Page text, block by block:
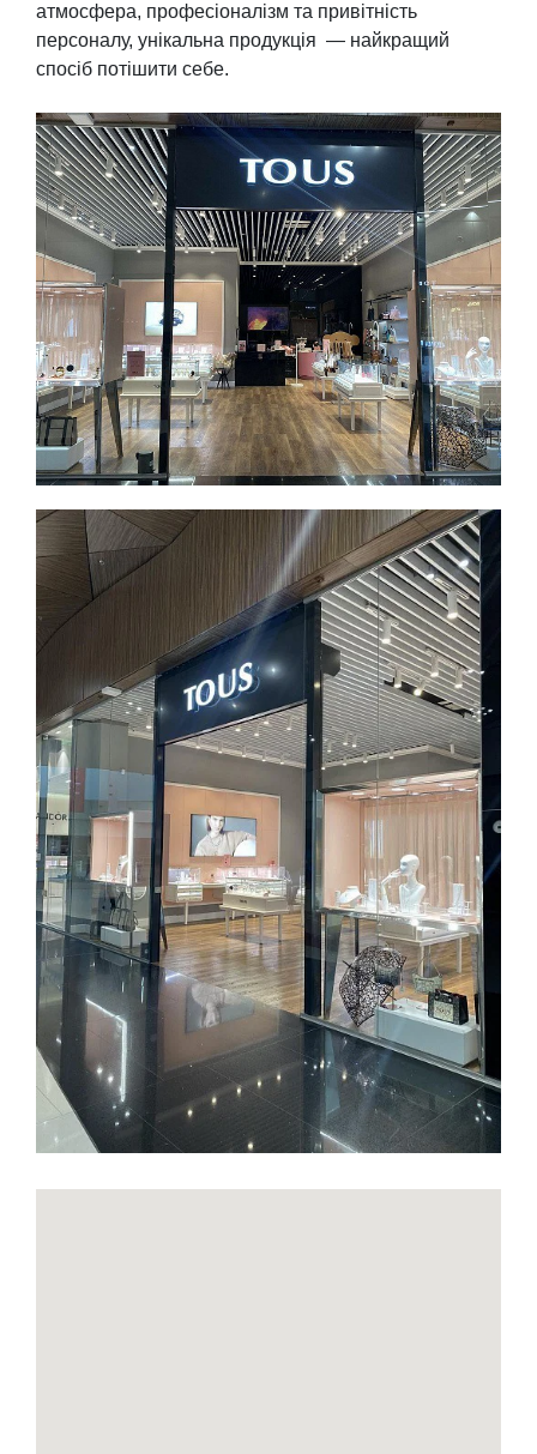
атмосфера, професіоналізм та привітність
персоналу, унікальна продукція — найкращий
спосіб потішити себе.